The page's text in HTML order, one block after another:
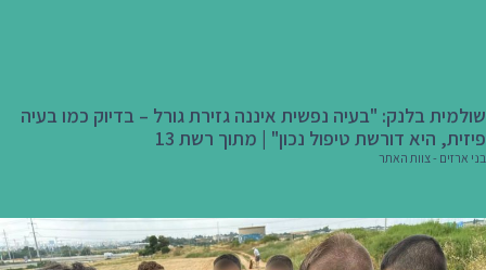
שולמית בלנק: "בעיה נפשית איננה גזירת גורל – בדיוק כמו בעיה
פיזית, היא דורשת טיפול נכון" | מתוך רשת 13
בני ארזים - צוות האתר